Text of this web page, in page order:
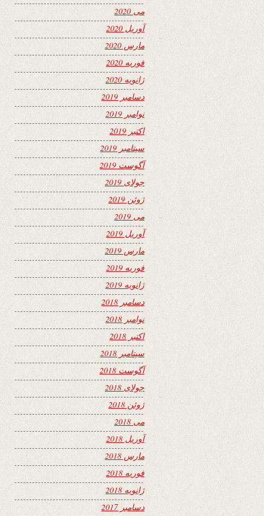
می 2020
آوریل 2020
مارس 2020
فوریه 2020
ژانویه 2020
دسامبر 2019
نوامبر 2019
اکتبر 2019
سپتامبر 2019
آگوست 2019
جولای 2019
ژوئن 2019
می 2019
آوریل 2019
مارس 2019
فوریه 2019
ژانویه 2019
دسامبر 2018
نوامبر 2018
اکتبر 2018
سپتامبر 2018
آگوست 2018
جولای 2018
ژوئن 2018
می 2018
آوریل 2018
مارس 2018
فوریه 2018
ژانویه 2018
دسامبر 2017